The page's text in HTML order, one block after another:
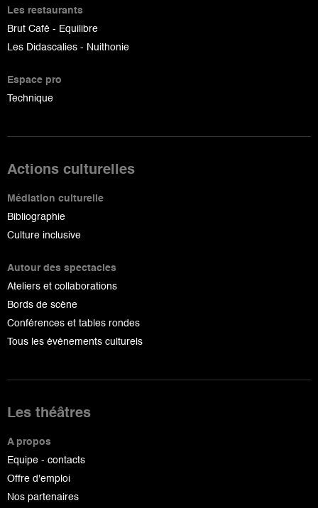
Les restaurants
Brut Café - Equilibre
Les Didascalies - Nuithonie
Espace pro
Technique
Actions culturelles
Médiation culturelle
Bibliographie
Culture inclusive
Autour des spectacles
Ateliers et collaborations
Bords de scène
Conférences et tables rondes
Tous les événements culturels
Les théâtres
A propos
Equipe - contacts
Offre d'emploi
Nos partenaires